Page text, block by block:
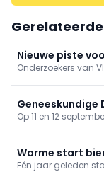
Nieuwe piste
ontdekt
Onderzoekers van
Geneeskundige
gevarieerd
Op 11 en 12
nood- en
Warme start
geïntegreerde
Eén jaar geleden